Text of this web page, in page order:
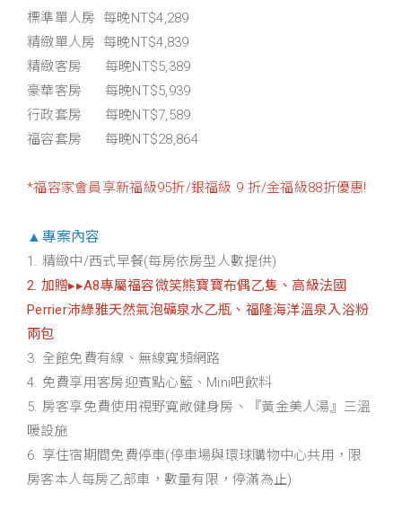
標準單人房 每晚NT$4,289
精緻單人房 每晚NT$4,839
精緻客房 每晚NT$5,389
豪華客房 每晚NT$5,939
行政套房 每晚NT$7,589
福容套房 每晚NT$28,864
*福容家會員享新福級95折/銀福級 9 折/金福級88折優惠!
▲專案內容
1. 精緻中/西式早餐(每房依房型人數提供)
2. 加贈▸▸A8專屬福容微笑熊寶寶布偶乙隻、高級法國
Perrier沛綠雅天然氣泡礦泉水乙瓶 、福隆海洋溫泉入浴粉
兩包
3. 全館免費有線、無線寬頻網路
4. 免費享用客房迎賓點心籃、Mini吧飲料
5. 房客享免費使用視野寬敞健身房、『黃金美人湯』三溫
暖設施
6. 享住宿期間免費停車(停車場與環球購物中心共用，限
房客本人每房乙部車，數量有限，停滿為止)